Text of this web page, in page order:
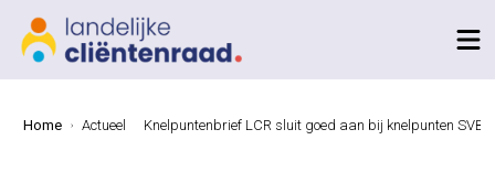
Home Actueel Knelpuntenbrief LCR sluit goed aan bij knelpunten SVB